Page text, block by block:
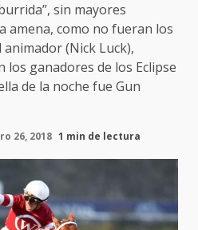
sin mayores
amena, como no fueran los
(Nick Luck),
los ganadores de los Eclipse
de la noche fue Gun
26, 2018 1 min de lectura